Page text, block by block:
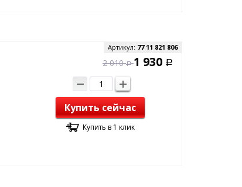
Артикул: 77 11 821 806
2 010 Р 1 930 Р
Купить сейчас
Купить в 1 клик